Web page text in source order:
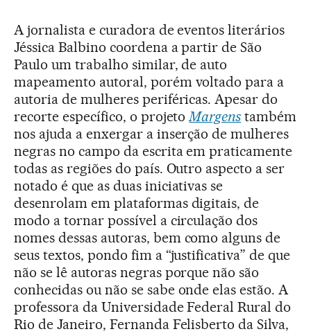
A jornalista e curadora de eventos literários
Jéssica Balbino coordena a partir de São
Paulo um trabalho similar, de auto
mapeamento autoral, porém voltado para a
autoria de mulheres periféricas. Apesar do
recorte específico, o projetoMargens também
nos ajuda a enxergar a inserção de mulheres
negras no campo da escrita em praticamente
todas as regiões do país. Outro aspecto a ser
notado é que as duas iniciativas se
desenrolam em plataformas digitais, de
modo a tornar possível a circulação dos
nomes dessas autoras, bem como alguns de
seus textos, pondo fim a “justificativa” de que
não se lê autoras negras porque não são
conhecidas ou não se sabe onde elas estão. A
professora da Universidade Federal Rural do
Rio de Janeiro, Fernanda Felisberto da Silva,